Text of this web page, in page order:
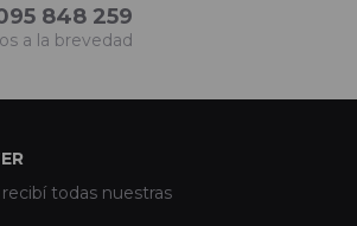
848 259
a la brevedad
recibí todas nuestras